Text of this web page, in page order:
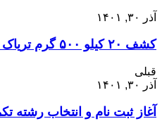
آذر ۳۰, ۱۴۰۱
کشف ۲۰ کیلو ۵۰۰ گرم تریاک در عملیات مشترک پلیس
قبلی
آذر ۳۰, ۱۴۰۱
آغاز ثبت نام و انتخاب